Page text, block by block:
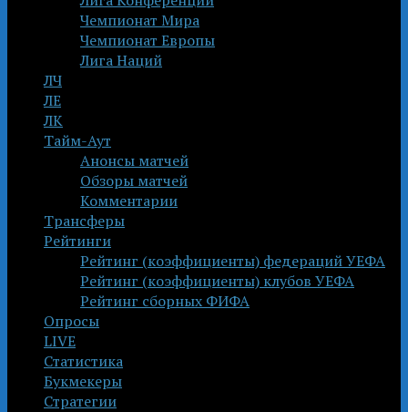
Чемпионат Мира
Чемпионат Европы
Лига Наций
ЛЧ
ЛЕ
ЛК
Тайм-Аут
Анонсы матчей
Обзоры матчей
Комментарии
Трансферы
Рейтинги
Рейтинг (коэффициенты) федераций УЕФА
Рейтинг (коэффициенты) клубов УЕФА
Рейтинг сборных ФИФА
Опросы
LIVE
Статистика
Букмекеры
Стратегии